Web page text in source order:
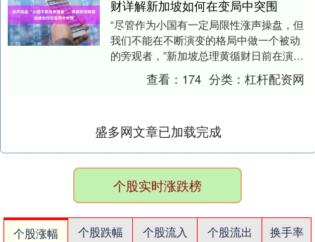
财详解新加坡如何在变局中突围
“尽管作为小国有一定局限性涨声操盘，但
我们不能在不断演变的格局中做一个被动
的旁观者，”新加坡总理黄循财日前在演讲
中向国民喊话。 继新加坡国务资政李显龙
近日谈及对....
查看： 174 分类：杠杆配资网
盛多网文章已加载完成
个股实时涨跌榜
个股涨幅 个股跌幅 个股流入 个股流出
换手率